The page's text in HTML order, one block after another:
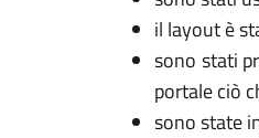
il layout è
sono stati
portale ciò
sono state